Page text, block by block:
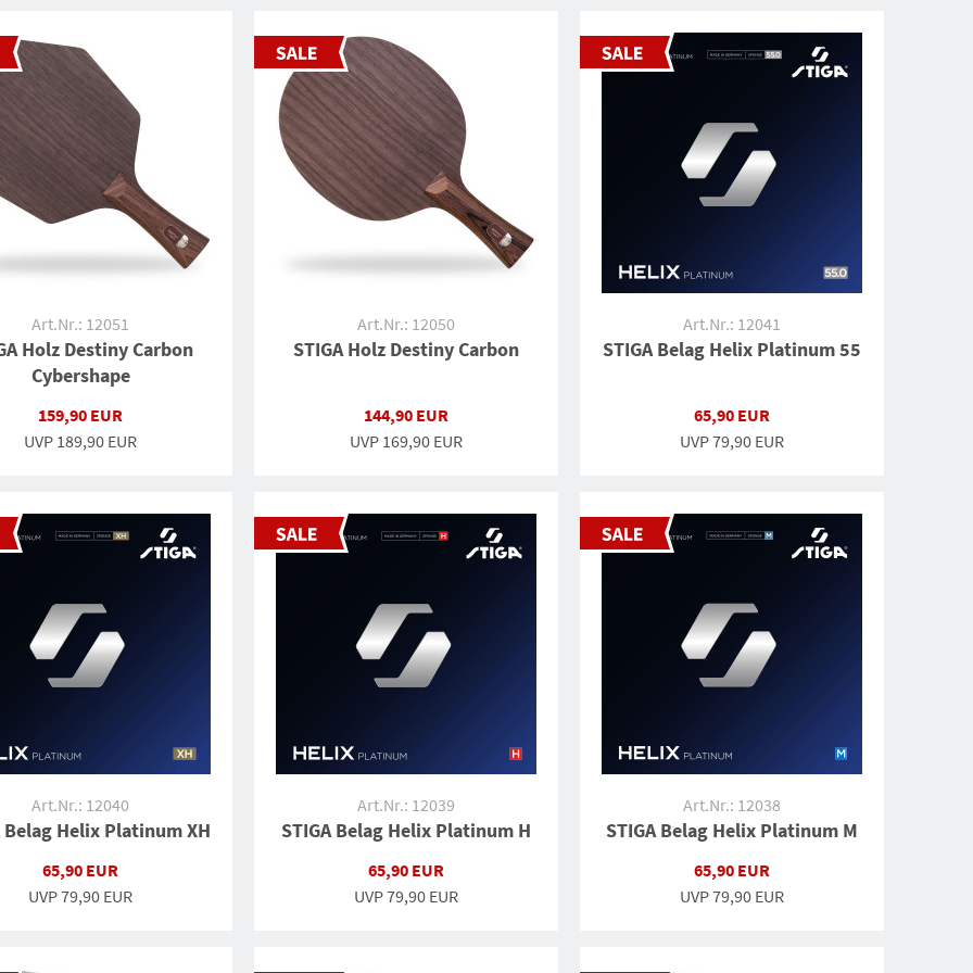
Art.Nr.: 12051
Holz Destiny Carbon
Cybershape
159,90 EUR
UVP 189,90 EUR
Art.Nr.: 12050
STIGA Holz Destiny Carbon
144,90 EUR
UVP 169,90 EUR
Art.Nr.: 12041
STIGA Belag Helix Platinum 55
65,90 EUR
UVP79,90 EUR
Art.Nr.: 12040
Belag Helix Platinum XH
65,90 EUR
UVP79,90 EUR
Art.Nr.: 12039
STIGA Belag Helix Platinum H
65,90 EUR
UVP79,90 EUR
Art.Nr.: 12038
STIGA Belag Helix Platinum M
65,90 EUR
UVP79,90 EUR